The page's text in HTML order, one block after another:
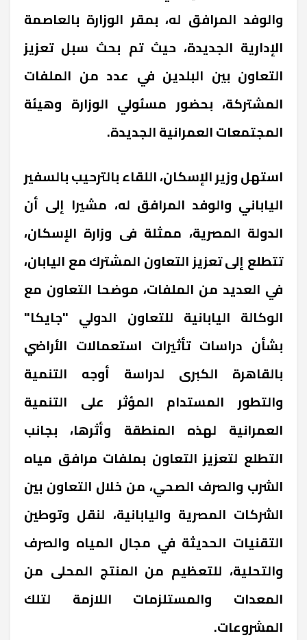
والوفد المرافق له، بمقر الوزارة بالعاصمة
الإدارية الجديدة، حيث تم بحث سبل تعزيز
التعاون بين البلدين في عدد من الملفات
المشتركة، بحضور مسئولي الوزارة وهيئة
المجتمعات العمرانية الجديدة.
استهل وزير الإسكان، اللقاء بالترحيب بالسفير
الياباني والوفد المرافق له، مشيرا إلى أن
الدولة المصرية، ممثلة فى وزارة الإسكان،
تتطلع إلى تعزيز التعاون المشترك مع اليابان،
في العديد من الملفات، موضحا التعاون مع
الوكالة اليابانية للتعاون الدولي "جايكا"
بشأن دراسات تأثيرات استعمالات الأراضي
بالقاهرة الكبرى لدراسة أوجه التنمية
والتطور المستدام المؤثر على التنمية
العمرانية لهذه المنطقة وأثرها، بجانب
التطلع لتعزيز التعاون بملفات مرافق مياه
الشرب والصرف الصحي، من خلال التعاون بين
الشركات المصرية واليابانية، لنقل وتوطين
التقنيات الحديثة في مجال المياه والصرف
والتحلية، للتعظيم من المنتج المحلى من
المعدات والمستلزمات اللازمة لتلك
المشروعات.